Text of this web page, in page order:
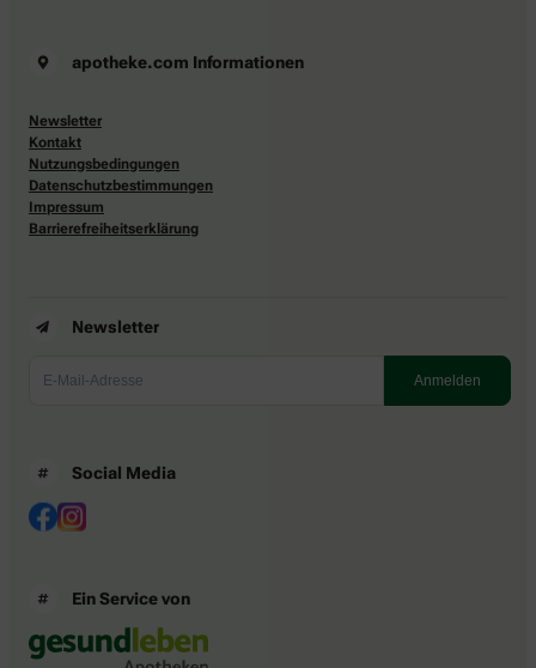
apotheke.com Informationen
Newsletter
Kontakt
Nutzungsbedingungen
Datenschutzbestimmungen
Impressum
Barrierefreiheitserklärung
Newsletter
Social Media
Ein Service von